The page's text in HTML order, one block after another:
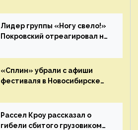
Лидер группы «Ногу свело!»
Покровский отреагировал на
«Сплин» убрали с афиши
фестиваля в Новосибирске
отцов»
Рассел Кроу рассказал о
гибели сбитого грузовиком